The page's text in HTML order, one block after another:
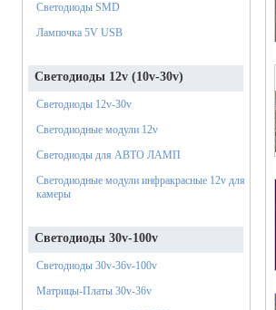
Светодиоды SMD
Лампочка 5V USB
Светодиоды 12v (10v-30v)
Светодиоды 12v-30v
Светодиодные модули 12v
Светодиоды для АВТО ЛАМП
Светодиодные модули инфракрасные 12v для
камеры
Светодиоды 30v-100v
Светодиоды 30v-36v-100v
Матрицы-Платы 30v-36v